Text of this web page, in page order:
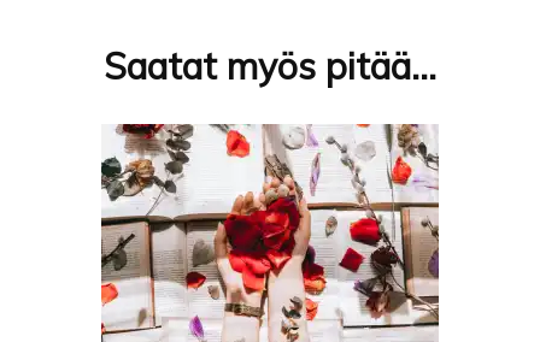
Saatat myös pitää...